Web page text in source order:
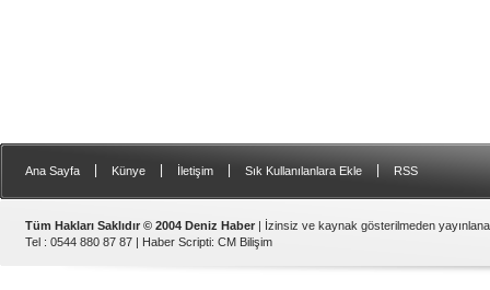
Ana Sayfa Künye İletişim Sık Kullanılanlara Ekle RSS
Tüm Hakları Saklıdır © 2004 Deniz Haber | İzinsiz ve kaynak gösterilmeden
Tel : 0544 880 87 87 | Haber Scripti: CM Bilişim